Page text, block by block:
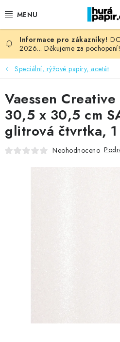
na
NOVINKY
HURÁ DÍLNA
VŠECHNO ZBOŽÍ
KNIHAŘSKÝ MATERIÁL
OBLÍBENÉ ♥️
2026... Děkujeme za pochopení!
Speciální, rýžové papíry, acetát
Vaessen
30,5 x 30,5 cm
glitrová čtvrtka, 1
Neohodnoceno